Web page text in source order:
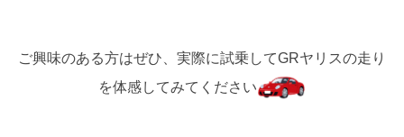
ご興味のある方はぜひ、実際に試乗してGRヤリスの走り
を体感してみてください